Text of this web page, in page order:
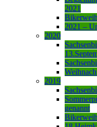
2021
2021 –
2020
2019
genannt